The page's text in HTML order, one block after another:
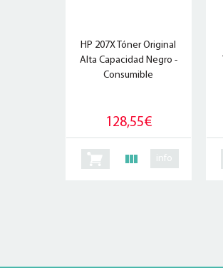
HP 207X Tóner Original
Alta Capacidad Negro -
Consumible
128,55€
info